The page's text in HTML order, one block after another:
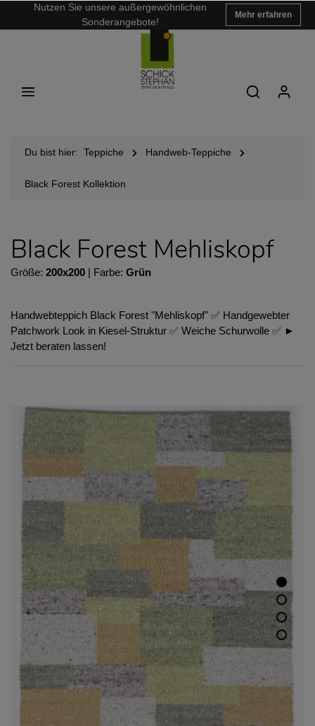
Nutzen Sie unsere außergewöhnlichen
Sonderangebote!
Mehr erfahren
Du bist hier: Teppiche Handweb-Teppiche
Black Forest Kollektion
Black Forest Mehliskopf
Größe: 200x200 | Farbe: Grün
Handwebteppich Black Forest "Mehliskopf" ✅ Handgewebter
Patchwork Look in Kiesel-Struktur ✅ Weiche Schurwolle ✅ ►
Jetzt beraten lassen!